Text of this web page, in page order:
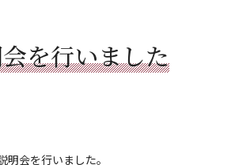
を行いました
会を行いました。